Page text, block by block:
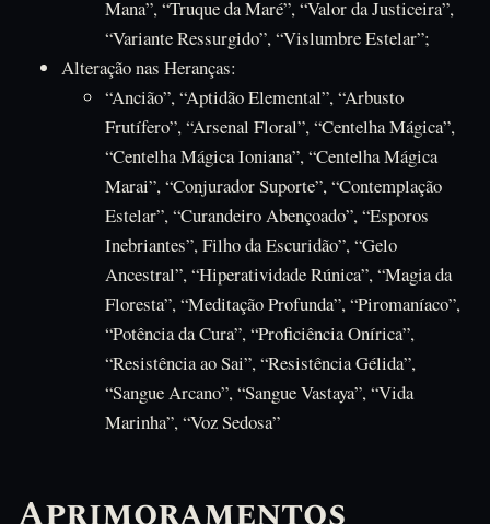
Mana”, “Truque da Maré”, “Valor da Justiceira”,
“Variante Ressurgido”, “Vislumbre Estelar”;
Alteração nas Heranças:
“Ancião”, “Aptidão Elemental”, “Arbusto
Frutífero”, “Arsenal Floral”, “Centelha Mágica”,
“Centelha Mágica Ioniana”, “Centelha Mágica
Marai”, “Conjurador Suporte”, “Contemplação
Estelar”, “Curandeiro Abençoado”, “Esporos
Inebriantes”, Filho da Escuridão”, “Gelo
Ancestral”, “Hiperatividade Rúnica”, “Magia da
Floresta”, “Meditação Profunda”, “Piromaníaco”,
“Potência da Cura”, “Proficiência Onírica”,
“Resistência ao Sai”, “Resistência Gélida”,
“Sangue Arcano”, “Sangue Vastaya”, “Vida
Marinha”, “Voz Sedosa”